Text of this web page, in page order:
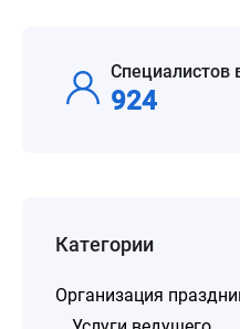
Специалистов
924
Категории
Организация